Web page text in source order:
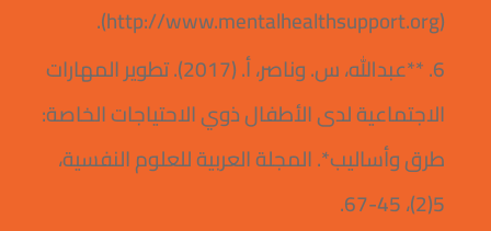
(http://www.mentalhealthsupport.org).
6. **عبدالله، س. وناصر، أ. (2017). تطوير المهارات
الاجتماعية لدى الأطفال ذوي الاحتياجات الخاصة:
طرق وأساليب*. المجلة العربية للعلوم النفسية،
5(2)، 45-67.